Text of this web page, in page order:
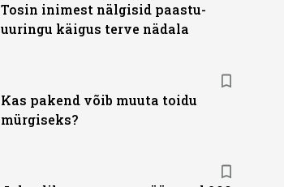
Tosin inimest nälgisid paastu-
uuringu käigus terve nädala
Kas pakend võib muuta toidu
mürgiseks?